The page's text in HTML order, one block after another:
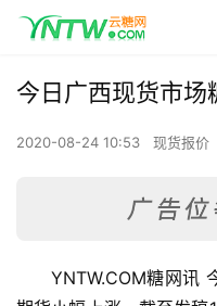
今日广西现货市场
2020-08-24 10:53 现货报价
YNTW.COM糖网讯